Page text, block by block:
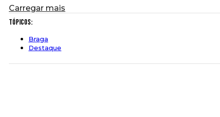
Carregar mais
Tópicos:
Braga
Destaque